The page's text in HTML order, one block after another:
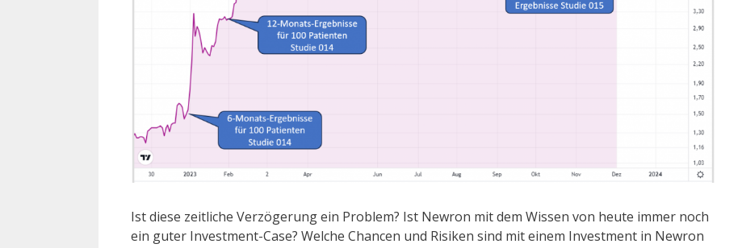
Ist diese zeitliche Verzögerung ein Problem? Ist Newron mit dem Wissen von heute immer noch
ein guter Investment-Case? Welche Chancen und Risiken sind mit einem Investment in Newron